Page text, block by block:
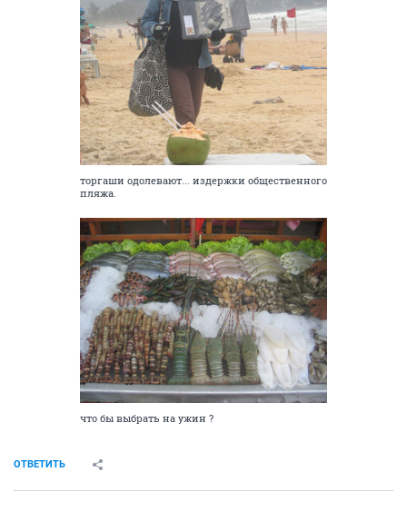
торгаши одолевают... издержки общественного
пляжа.
что бы выбрать на ужин ?
ОТВЕТИТЬ